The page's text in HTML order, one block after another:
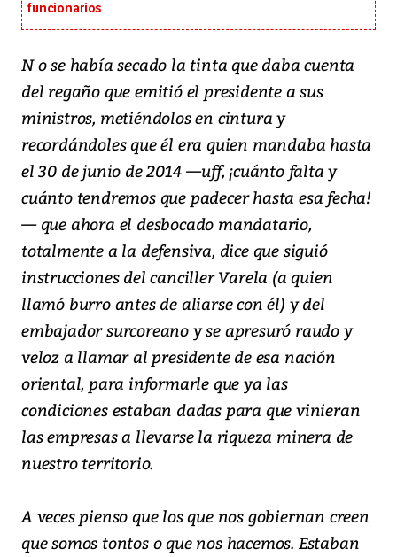
funcionarios
N o se había secado la tinta que daba cuenta
del regaño que emitió el presidente a sus
ministros, metiéndolos en cintura y
recordándoles que él era quien mandaba hasta
el 30 de junio de 2014 —uff, ¡cuánto falta y
cuánto tendremos que padecer hasta esa fecha!
— que ahora el desbocado mandatario,
totalmente a la defensiva, dice que siguió
instrucciones del canciller Varela (a quien
llamó burro antes de aliarse con él) y del
embajador surcoreano y se apresuró raudo y
veloz a llamar al presidente de esa nación
oriental, para informarle que ya las
condiciones estaban dadas para que vinieran
las empresas a llevarse la riqueza minera de
nuestro territorio.
A veces pienso que los que nos gobiernan creen
que somos tontos o que nos hacemos. Estaban